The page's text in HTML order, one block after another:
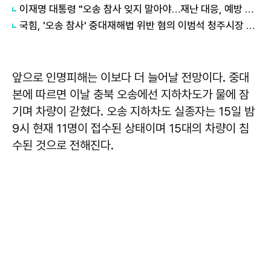
이재명 대통령 "오송 참사 잊지 말아야…재난 대응, 예방 중심으로 전환"
국힘, '오송 참사' 중대재해법 위반 혐의 이범석 청주시장 공천배제
앞으로 인명피해는 이보다 더 늘어날 전망이다. 중대
본에 따르면 이날 충북 오송에선 지하차도가 물에 잠
기며 차량이 갇혔다. 오송 지하차도 실종자는 15일 밤
9시 현재 11명이 접수된 상태이며 15대의 차량이 침
수된 것으로 전해진다.